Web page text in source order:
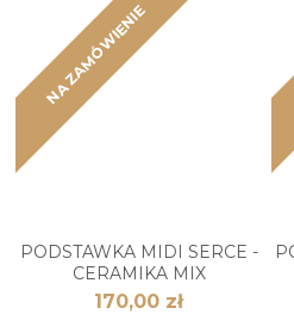
NA ZAMÓWIENIE
PODSTAWKA MIDI SERCE -
CERAMIKA MIX
170,00 zł